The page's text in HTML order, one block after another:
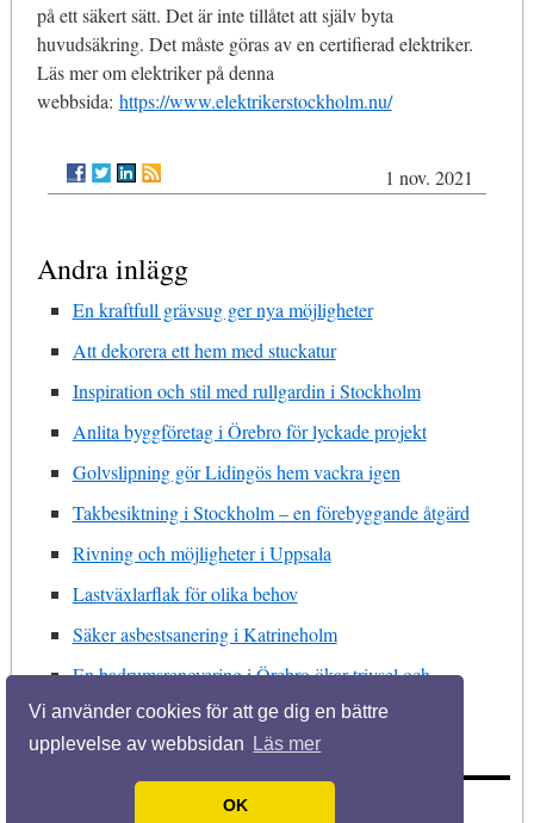
Vi använder cookies för att ge dig en bättre
upplevelse av webbsidan
Läs mer
OK
på ett säkert sätt. Det är inte tillåtet att själv byta
huvudsäkring. Det måste göras av en certifierad elektriker.
Läs mer om elektriker på denna
webbsida: https://www.elektrikerstockholm.nu/
1 nov. 2021
Andra inlägg
En kraftfull grävsug ger nya möjligheter
Att dekorera ett hem med stuckatur
Inspiration och stil med rullgardin i Stockholm
Anlita byggföretag i Örebro för lyckade projekt
Golvslipning gör Lidingös hem vackra igen
Takbesiktning i Stockholm – en förebyggande åtgärd
Rivning och möjligheter i Uppsala
Lastväxlarflak för olika behov
Säker asbestsanering i Katrineholm
En badrumsrenovering i Örebro ökar trivsel och
fastighetens värde
© 2026 Bytaduschblandare.se. Alla rättigheter förbehållna.